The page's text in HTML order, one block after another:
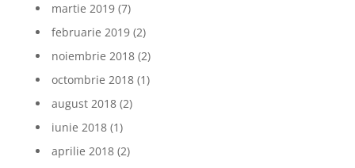
martie 2019(7)
februarie 2019(2)
noiembrie 2018(2)
octombrie 2018(1)
august 2018(2)
iunie 2018(1)
aprilie 2018(2)